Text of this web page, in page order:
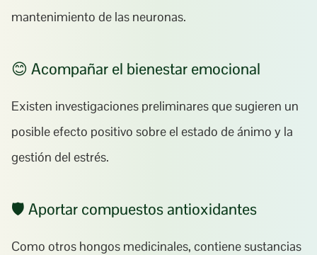
mantenimiento de las neuronas.
😊 Acompañar el bienestar emocional
Existen investigaciones preliminares que sugieren un
posible efecto positivo sobre el estado de ánimo y la
gestión del estrés.
🛡️ Aportar compuestos antioxidantes
Como otros hongos medicinales, contiene sustancias